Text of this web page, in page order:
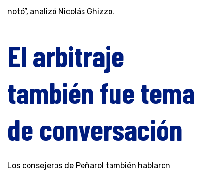
notó”, analizó Nicolás Ghizzo.
El arbitraje
también fue tema
de conversación
Los consejeros de Peñarol también hablaron